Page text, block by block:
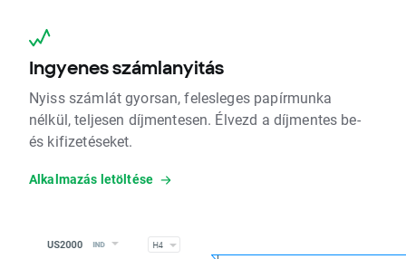
Ingyenes számlanyitás
Nyiss számlát gyorsan, felesleges papírmunka
nélkül, teljesen díjmentesen. Élvezd a díjmentes be-
és kifizetéseket.
Alkalmazás letöltése